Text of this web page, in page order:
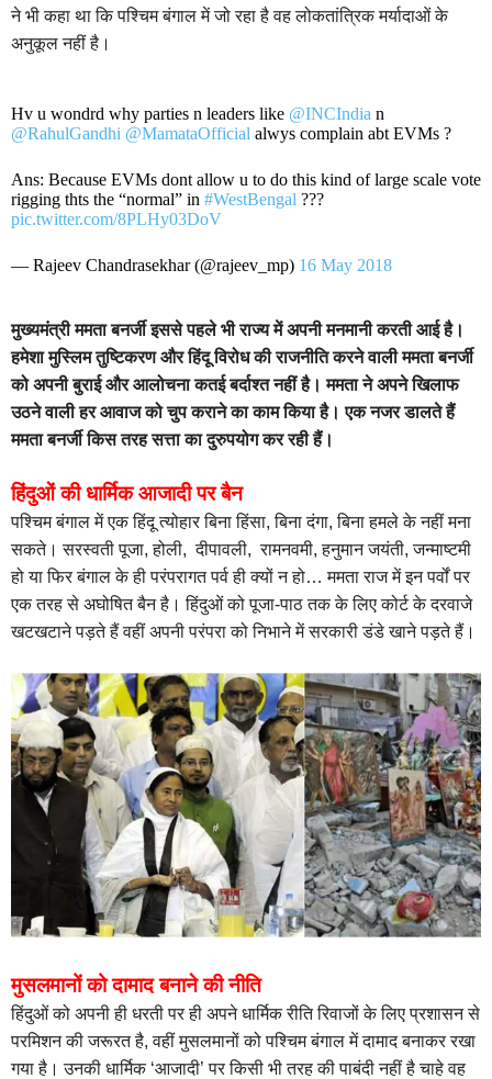
ने भी कहा था कि पश्चिम बंगाल में जो रहा है वह लोकतांत्रिक मर्यादाओं के
अनुकूल नहीं है।
Hv u wondrd why parties n leaders like @INCIndia n
@RahulGandhi @MamataOfficial alwys complain abt EVMs ?
Ans: Because EVMs dont allow u to do this kind of large scale vote
rigging thts the “normal” in #WestBengal ???
pic.twitter.com/8PLHy03DoV
— Rajeev Chandrasekhar (@rajeev_mp) 16 May 2018
मुख्यमंत्री ममता बनर्जी इससे पहले भी राज्य में अपनी मनमानी करती आई है।
हमेशा मुस्लिम तुष्टिकरण और हिंदू विरोध की राजनीति करने वाली ममता बनर्जी
को अपनी बुराई और आलोचना कतई बर्दाश्त नहीं है। ममता ने अपने खिलाफ
उठने वाली हर आवाज को चुप कराने का काम किया है। एक नजर डालते हैं
ममता बनर्जी किस तरह सत्ता का दुरुपयोग कर रही हैं।
हिंदुओं की धार्मिक आजादी पर बैन
पश्चिम बंगाल में एक हिंदू त्योहार बिना हिंसा, बिना दंगा, बिना हमले के नहीं मना
सकते। सरस्वती पूजा, होली, दीपावली, रामनवमी, हनुमान जयंती, जन्माष्टमी
हो या फिर बंगाल के ही परंपरागत पर्व ही क्यों न हो… ममता राज में इन पर्वों पर
एक तरह से अघोषित बैन है। हिंदुओं को पूजा-पाठ तक के लिए कोर्ट के दरवाजे
खटखटाने पड़ते हैं वहीं अपनी परंपरा को निभाने में सरकारी डंडे खाने पड़ते हैं।
मुसलमानों को दामाद बनाने की नीति
हिंदुओं को अपनी ही धरती पर ही अपने धार्मिक रीति रिवाजों के लिए प्रशासन से
परमिशन की जरूरत है, वहीं मुसलमानों को पश्चिम बंगाल में दामाद बनाकर रखा
गया है। उनकी धार्मिक ‘आजादी’ पर किसी भी तरह की पाबंदी नहीं है चाहे वह